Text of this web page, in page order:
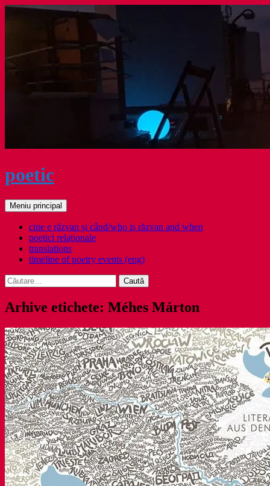
Sari
poetic
Caută
Meniu principal
cine e răzvan și când/who is răzvan and when
poetici relaţionale
translations
timeline of poetry events (eng)
Caută
după:
Arhive etichete: Méhes Márton